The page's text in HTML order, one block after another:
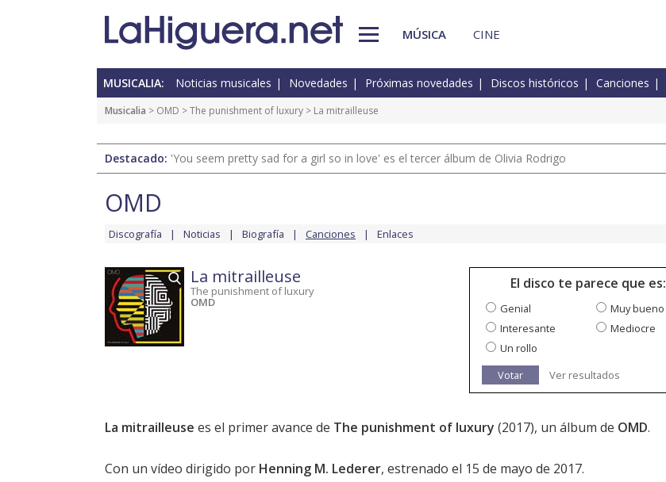
MÚSICA CINE
MUSICALIA: Noticias musicales Novedades Próximas novedades Discos históricos Canciones
Musicalia > OMD >The punishment of luxury > La mitrailleuse
Destacado: 'You seem pretty sad for a girl so in love' es el tercer álbum de Olivia Rodrigo
OMD
Discografía Noticias Biografía Canciones Enlaces
La mitrailleuse
The punishment of luxury
OMD
El disco te parece que es:
Genial
Muy bueno
Interesante
Mediocre
Un rollo
Votar
Ver resultados
La mitrailleuse es el primer avance de The punishment of luxury (2017), un álbum de OMD.
Con un vídeo dirigido por Henning M. Lederer, estrenado el 15 de mayo de 2017.